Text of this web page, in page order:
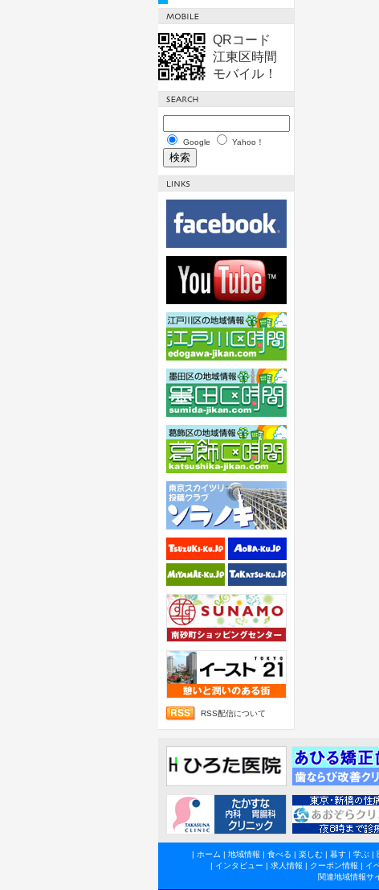
QRコード
江東区時間
モバイル！
Google Yahoo！
RSS配信について
| ホーム | 地域情報 | 食べる | 楽しむ| 暮す| 学ぶ|
| インタビュー | 求人情報 | クーポン情報 | イ
関連地域情報サ